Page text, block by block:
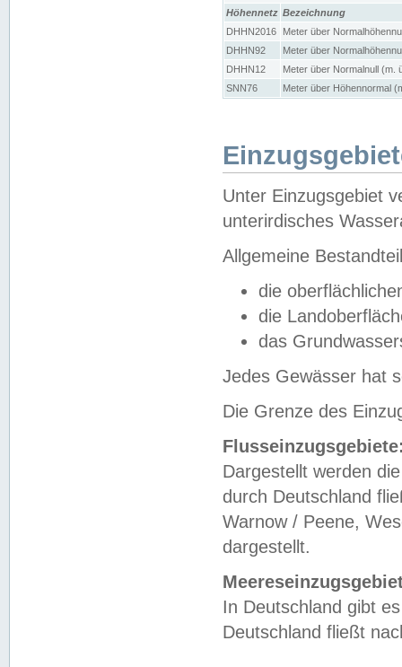
Höhennetz Bezeichnung
DHHN2016
Meter über
DHHN92
Meter über
DHHN12
Meter über Normalnull (m.
SNN76
Meter über Höhennormal
Unter Einzugsgebiet
unterirdisches
Allgemeine
die
die
das
Jedes Gewässer hat
Die Grenze des
Dargestellt werden
durch Deutschland
Warnow / Peene,
dargestellt.
In Deutschland gibt
Deutschland fließt